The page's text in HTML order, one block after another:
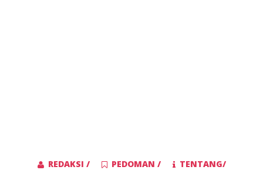
REDAKSI / PEDOMAN /
TENTANG/